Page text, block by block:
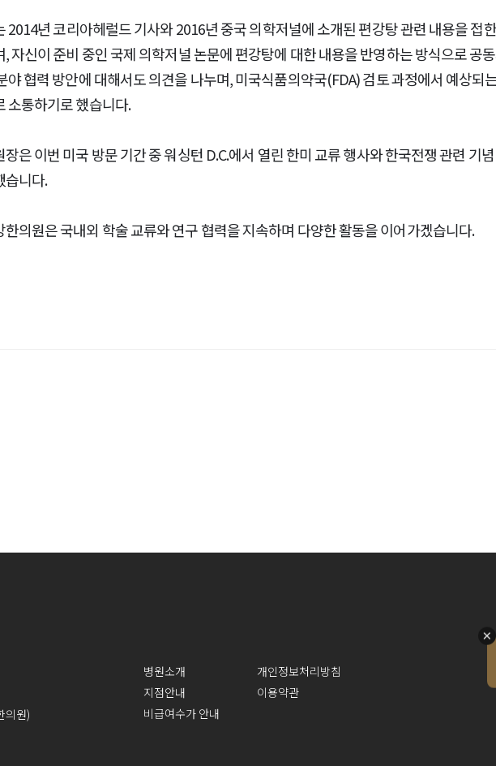
2014년 코리아헤럴드 기사와 2016년 중국 의학저널에 소개된 편강탕 관련 내용을 접
자신이 준비 중인 국제 의학저널 논문에 편강탕에 대한 내용을 반영하는 방식으로 공
야 협력 방안에 대해서도 의견을 나누며, 미국식품의약국(FDA) 검토 과정에서 예상되
소통하기로 했습니다.
은 이번 미국 방문 기간 중 워싱턴 D.C.에서 열린 한미 교류 행사와 한국전쟁 관련 기
습니다.
한의원은 국내외 학술 교류와 연구 협력을 지속하며 다양한 활동을 이어가겠습니다.
의원)
병원소개
개인정보처리방침
지점안내
이용약관
비급여수가 안내